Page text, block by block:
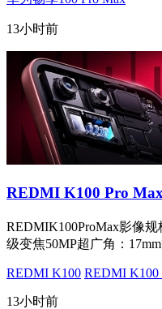
13小时前
REDMI K100 Pro
REDMIK100ProMax影像
级变焦50MP超广角：
REDMI K100 REDMI K100
13小时前